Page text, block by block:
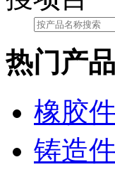
热门产品
橡胶件
铸造件